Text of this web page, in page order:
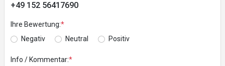
+49 152 56417690
Ihre Bewertung:*
Negativ
Neutral Positiv
Info / Kommentar:*